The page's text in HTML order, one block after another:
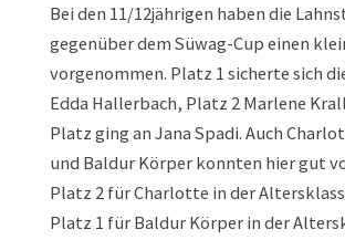
Bei den 11/12jährigen haben die
gegenüber dem Süwag-Cup einen
vorgenommen. Platz 1 sicherte sich
Edda Hallerbach, Platz 2 Marlene
Platz ging an Jana Spadi. Auch
und Baldur Körper konnten hier gut
Platz 2 für Charlotte in der
Platz 1 für Baldur Körper in der